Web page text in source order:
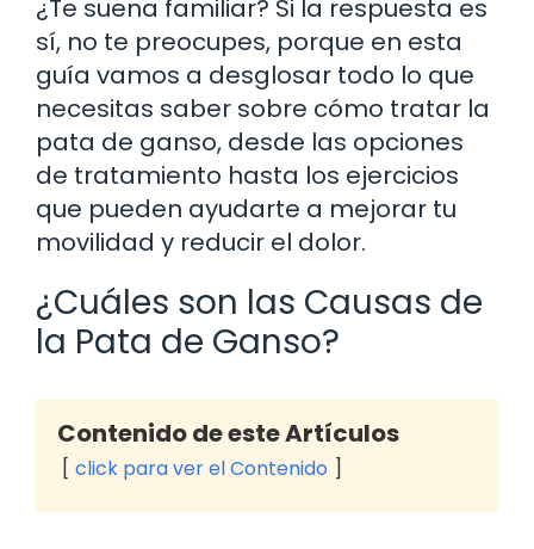
¿Te suena familiar? Si la respuesta es
sí, no te preocupes, porque en esta
guía vamos a desglosar todo lo que
necesitas saber sobre cómo tratar la
pata de ganso, desde las opciones
de tratamiento hasta los ejercicios
que pueden ayudarte a mejorar tu
movilidad y reducir el dolor.
¿Cuáles son las Causas de
la Pata de Ganso?
Contenido de este Artículos
click para ver el Contenido